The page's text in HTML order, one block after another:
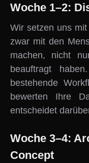
Woche 1–2:
Wir setzen uns
zwar mit den
machen, nicht
beauftragt
bestehende
bewerten Ihre
entscheidet
Woche 3–4:
Concept